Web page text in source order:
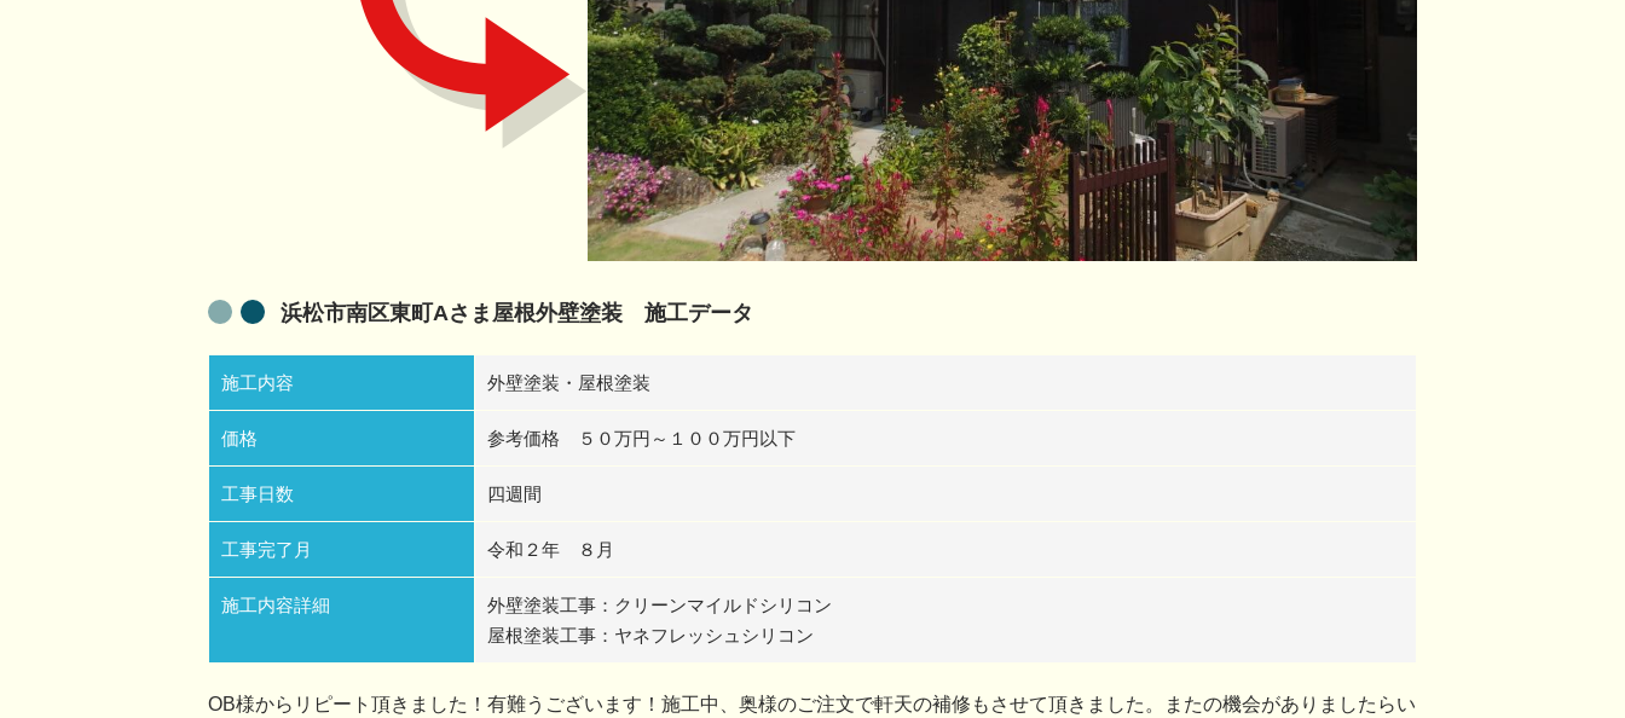
浜松市南区東町Aさま屋根外壁塗装 施工データ
施工内容 外壁塗装・屋根塗装
価格 参考価格 ５０万円～１００万円以下
工事日数 四週間
工事完了月 令和２年 ８月
施工内容詳細
外壁塗装工事：クリーンマイルドシリコン
屋根塗装工事：ヤネフレッシュシリコン
OB様からリピート頂きました！有難うございます！施工中、奥様のご注文で軒天の補修もさせて頂きました。またの機会がありましたらい